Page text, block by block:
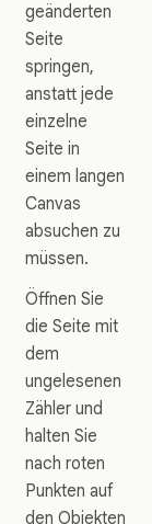
geänderten
Seite
springen,
anstatt jede
einzelne
Seite in
einem langen
Canvas
absuchen zu
müssen.
Öffnen Sie
die Seite mit
dem
ungelesenen
Zähler und
halten Sie
nach roten
Punkten auf
den Objekten